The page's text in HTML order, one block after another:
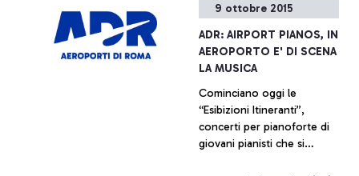
con il Comune di Ciampino
di varia natura, la storia
dell’aeroporto che è anche,
e indissolubilmente, la
storia della città che lo
9 ottobre 2015
ADR: AIRPORT PIANOS, IN
AEROPORTO E' DI SCENA
LA MUSICA
Cominciano oggi le
“Esibizioni Itineranti”,
concerti per pianoforte di
giovani pianisti che si